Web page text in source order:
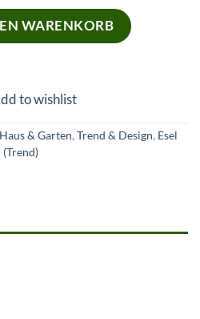
Tierische Skulpturen XXL Haus
WARENKORB
to wishlist
Haus & Garten, Trend & Design, Esel
(Trend)